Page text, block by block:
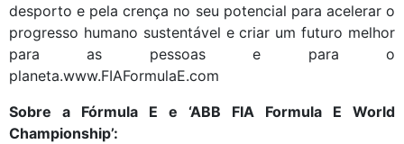
desporto e pela crença no seu potencial para acelerar o
progresso humano sustentável e criar um futuro melhor
para as pessoas e para o
planeta.www.FIAFormulaE.com
Sobre a Fórmula E e ‘ABB FIA Formula E World
Championship’: